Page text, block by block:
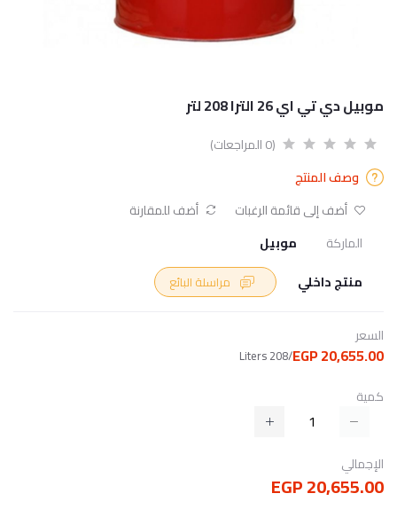
موبيل دي تي اي 26 الترا 208 لتر
(0 المراجعات)
وصف المنتج
أضف إلى قائمة الرغبات
أضف للمقارنة
الماركة
موبيل
منتج داخلي
السعر
20,655.00 EGP
/208 Liters
كمية
الإجمالي
20,655.00 EGP